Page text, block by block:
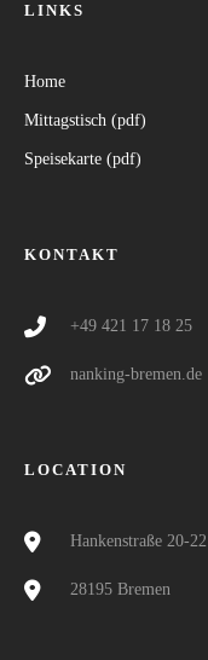
LINKS
Home
Mittagstisch (pdf)
Speisekarte (pdf)
KONTAKT
+49 421 17 18 25
nanking-bremen.de
LOCATION
Hankenstraße 20-22
28195 Bremen